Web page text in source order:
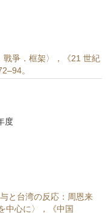
戰爭．框架〉，《21 世紀
。
度
と台湾の反応：周恩来
中心に〉，《中国